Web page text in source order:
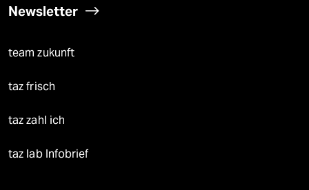
Newsletter
team zukunft
taz frisch
taz zahl ich
taz lab Infobrief